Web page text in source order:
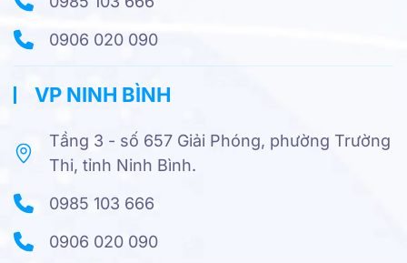
0906 020 090
VP NINH BÌNH
Tầng 3 - số 657 Giải Phóng, phường Trường
Thi, tỉnh Ninh Bình.
0985 103 666
0906 020 090